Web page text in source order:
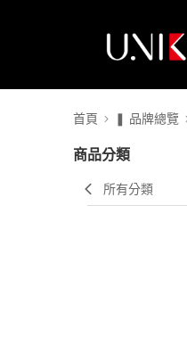
首頁 ❚ 品牌總覽
商品分類
所有分類